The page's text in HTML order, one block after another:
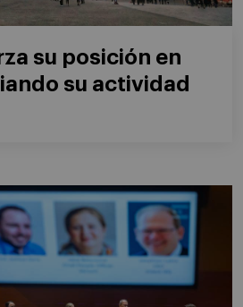
su posición en
su actividad